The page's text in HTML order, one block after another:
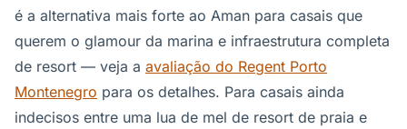
é a alternativa mais forte ao Aman para casais que
querem o glamour da marina e infraestrutura completa
de resort — veja a avaliação do Regent Porto
Montenegro para os detalhes. Para casais ainda
indecisos entre uma lua de mel de resort de praia e